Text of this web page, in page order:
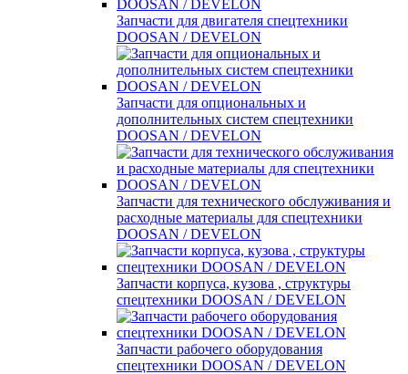
Запчасти для двигателя спецтехники
DOOSAN / DEVELON
Запчасти для опциональных и
дополнительных систем спецтехники
DOOSAN / DEVELON
Запчасти для технического обслуживания и
расходные материалы для спецтехники
DOOSAN / DEVELON
Запчасти корпуса, кузова , структуры
спецтехники DOOSAN / DEVELON
Запчасти рабочего оборудования
спецтехники DOOSAN / DEVELON